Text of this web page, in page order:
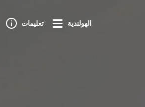
تعليمات الهولندية